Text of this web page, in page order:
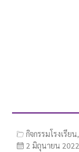
กิจกรรมโรงเรียน,
2 มิถุนายน 2022